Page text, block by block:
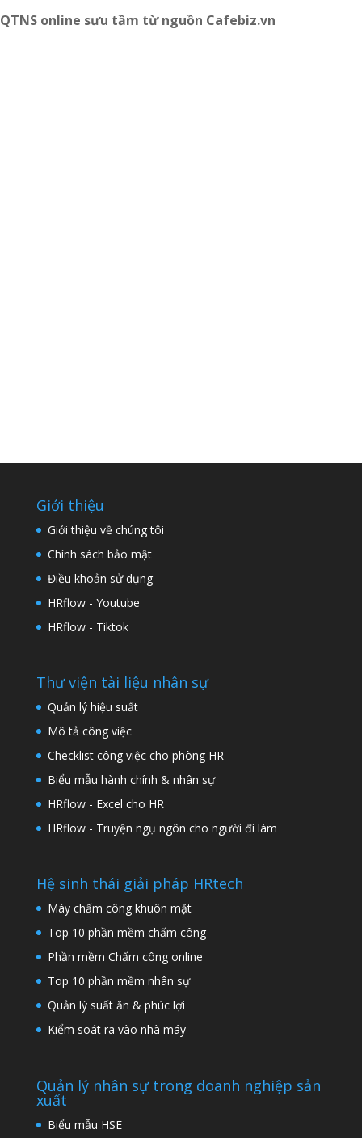
QTNS online sưu tầm từ nguồn Cafebiz.vn
Giới thiệu
Giới thiệu về chúng tôi
Chính sách bảo mật
Điều khoản sử dụng
HRflow - Youtube
HRflow - Tiktok
Thư viện tài liệu nhân sự
Quản lý hiệu suất
Mô tả công việc
Checklist công việc cho phòng HR
Biểu mẫu hành chính & nhân sự
HRflow - Excel cho HR
HRflow - Truyện ngụ ngôn cho người đi làm
Hệ sinh thái giải pháp HRtech
Máy chấm công khuôn mặt
Top 10 phần mềm chấm công
Phần mềm Chấm công online
Top 10 phần mềm nhân sự
Quản lý suất ăn & phúc lợi
Kiểm soát ra vào nhà máy
Quản lý nhân sự trong doanh nghiệp sản
xuất
Biểu mẫu HSE